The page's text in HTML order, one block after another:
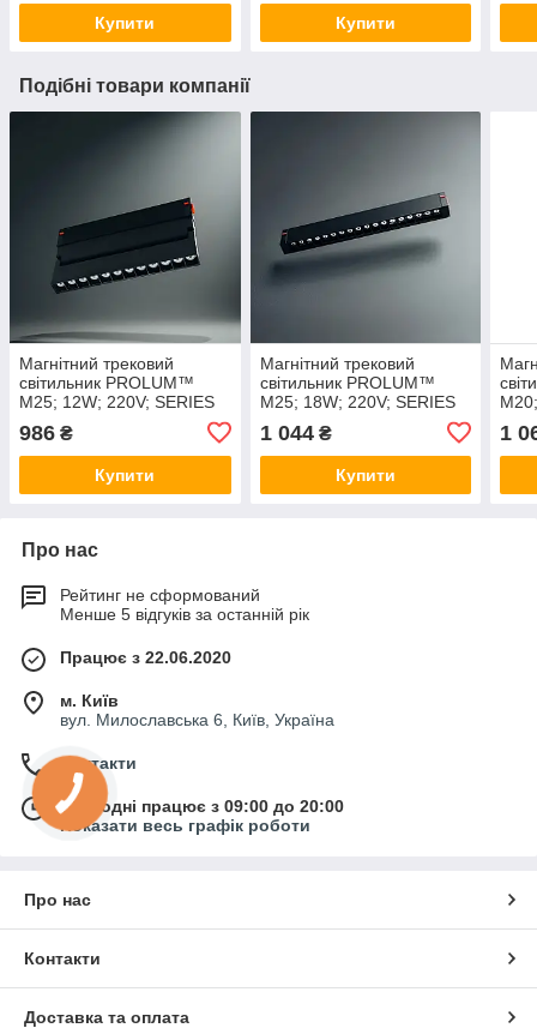
Купити Купити
Подібні товари компанії
Магнітний трековий
світильник PROLUM™
M25; 12W; 220V; SERIES
986 ₴
Купити
Магнітний трековий
світильник PROLUM™
M25; 18W; 220V; SERIES
1 044₴
Купити
1
Про нас
Рейтинг не сформований
Менше 5 відгуків за останній рік
Працює з 22.06.2020
м. Київ
вул. Милославська 6, Київ, Україна
Контакти
Сьогодні працює з 09:00 до 20:00
Показати весь графік роботи
Про нас
Контакти
Доставка та оплата